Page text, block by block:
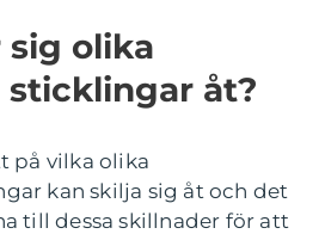
sig olika
åt?
på vilka olika
kan skilja sig åt och det
till dessa skillnader för att